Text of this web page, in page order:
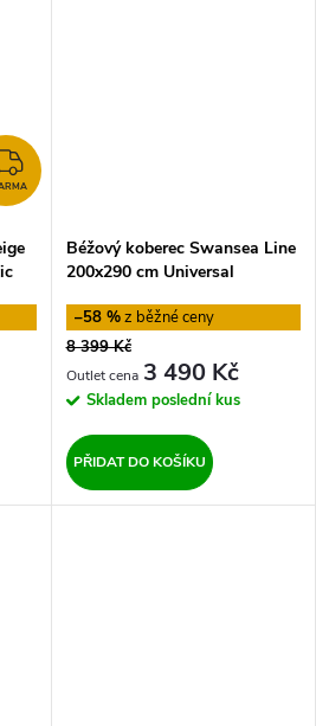
ZDARMA
Béžový koberec Swansea Line
200x290 cm Universal
–58 %
8 399 Kč
3 490 Kč
Skladem poslední kus
PŘIDAT DO KOŠÍKU